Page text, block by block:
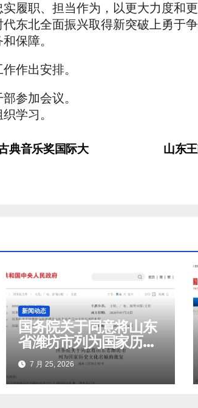
履职、担当作为，以更大力度和
东北全面振兴取得新突破上勇于
保障。
作出安排。
参加会议。
学习。
山东
典音乐奖国际大
新闻动态
国务院关于同意将山东
省潍坊市列为国家历史
文化名城的批复
7 月 25, 2026